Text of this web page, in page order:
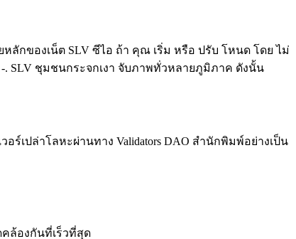
หลักของเน็ต SLV ซีไอ ถ้า คุณ เริ่ม หรือ ปรับ โหนด โดย ไม่
-. SLV ชุมชนกระจกเงา จับภาพทั่วหลายภูมิภาค ดังนั้น
ร์เปล่าโลหะผ่านทาง Validators DAO สํานักพิมพ์อย่างเป็น
ล้องกันที่เร็วที่สุด